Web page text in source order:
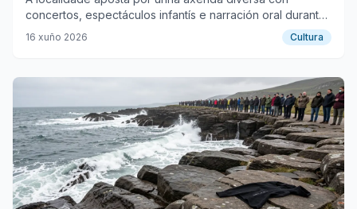
concertos, espectáculos infantís e narración oral durante
xullo e agosto.
16 xuño 2026 Cultura